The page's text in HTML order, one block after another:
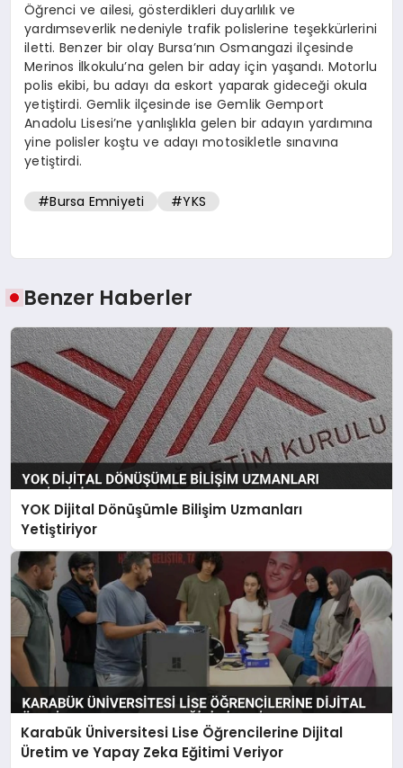
Öğrenci ve ailesi, gösterdikleri duyarlılık ve
yardımseverlik nedeniyle trafik polislerine teşekkürlerini
iletti. Benzer bir olay Bursa’nın Osmangazi ilçesinde
Merinos İlkokulu’na gelen bir aday için yaşandı. Motorlu
polis ekibi, bu adayı da eskort yaparak gideceği okula
yetiştirdi. Gemlik ilçesinde ise Gemlik Gemport
Anadolu Lisesi’ne yanlışlıkla gelen bir adayın yardımına
yine polisler koştu ve adayı motosikletle sınavına
yetiştirdi.
#Bursa Emniyeti #YKS
Benzer Haberler
YOK Dijital Dönüşümle Bilişim Uzmanları
Yetiştiriyor
Karabük Üniversitesi Lise Öğrencilerine Dijital
Üretim ve Yapay Zeka Eğitimi Veriyor